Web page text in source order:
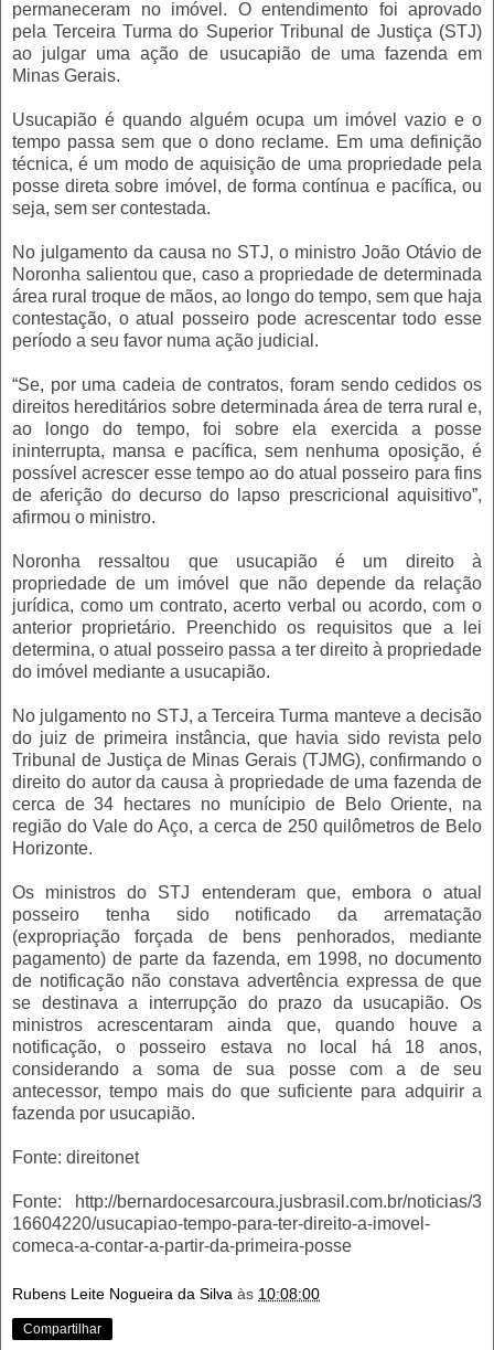
permaneceram no imóvel. O entendimento foi aprovado
pela Terceira Turma do Superior Tribunal de Justiça (STJ)
ao julgar uma ação de usucapião de uma fazenda em
Minas Gerais.
Usucapião é quando alguém ocupa um imóvel vazio e o
tempo passa sem que o dono reclame. Em uma definição
técnica, é um modo de aquisição de uma propriedade pela
posse direta sobre imóvel, de forma contínua e pacífica, ou
seja, sem ser contestada.
No julgamento da causa no STJ, o ministro João Otávio de
Noronha salientou que, caso a propriedade de determinada
área rural troque de mãos, ao longo do tempo, sem que haja
contestação, o atual posseiro pode acrescentar todo esse
período a seu favor numa ação judicial.
“Se, por uma cadeia de contratos, foram sendo cedidos os
direitos hereditários sobre determinada área de terra rural e,
ao longo do tempo, foi sobre ela exercida a posse
ininterrupta, mansa e pacífica, sem nenhuma oposição, é
possível acrescer esse tempo ao do atual posseiro para fins
de aferição do decurso do lapso prescricional aquisitivo”,
afirmou o ministro.
Noronha ressaltou que usucapião é um direito à
propriedade de um imóvel que não depende da relação
jurídica, como um contrato, acerto verbal ou acordo, com o
anterior proprietário. Preenchido os requisitos que a lei
determina, o atual posseiro passa a ter direito à propriedade
do imóvel mediante a usucapião.
No julgamento no STJ, a Terceira Turma manteve a decisão
do juiz de primeira instância, que havia sido revista pelo
Tribunal de Justiça de Minas Gerais (TJMG), confirmando o
direito do autor da causa à propriedade de uma fazenda de
cerca de 34 hectares no munícipio de Belo Oriente, na
região do Vale do Aço, a cerca de 250 quilômetros de Belo
Horizonte.
Os ministros do STJ entenderam que, embora o atual
posseiro tenha sido notificado da arrematação
(expropriação forçada de bens penhorados, mediante
pagamento) de parte da fazenda, em 1998, no documento
de notificação não constava advertência expressa de que
se destinava a interrupção do prazo da usucapião. Os
ministros acrescentaram ainda que, quando houve a
notificação, o posseiro estava no local há 18 anos,
considerando a soma de sua posse com a de seu
antecessor, tempo mais do que suficiente para adquirir a
fazenda por usucapião.
Fonte: direitonet
Fonte: http://bernardocesarcoura.jusbrasil.com.br/noticias/3
16604220/usucapiao-tempo-para-ter-direito-a-imovel-
comeca-a-contar-a-partir-da-primeira-posse
Rubens Leite Nogueira da Silva às 10:08:00
Compartilhar